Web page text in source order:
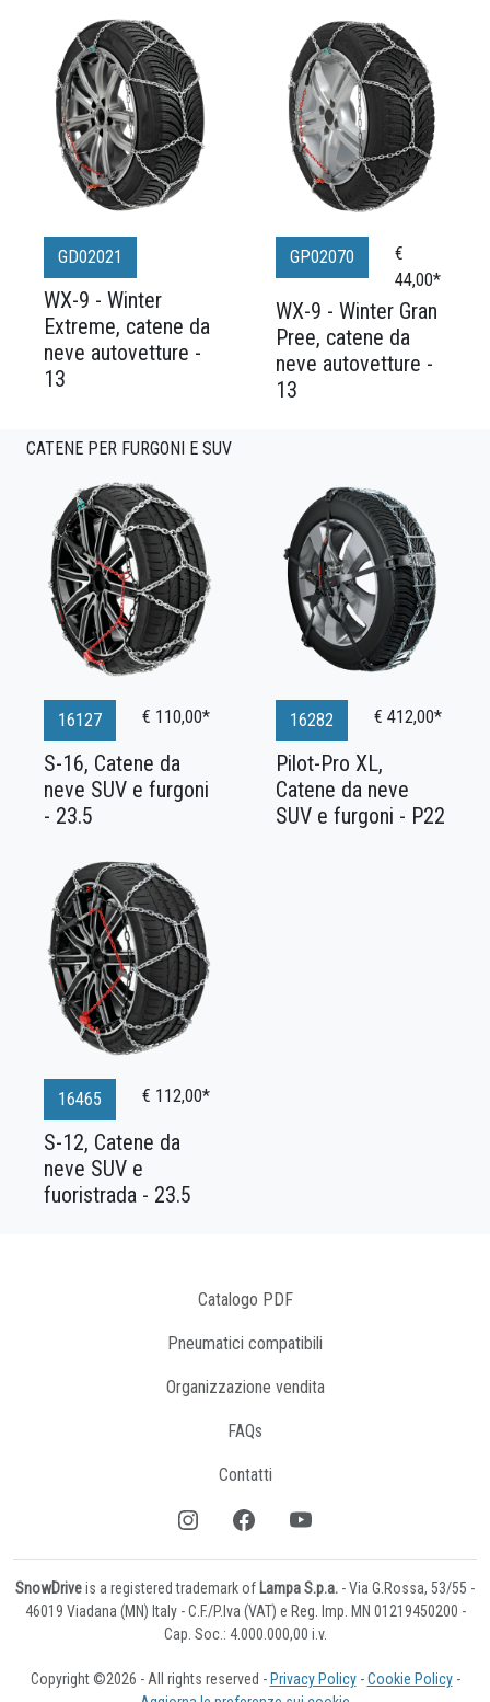
GD02021
WX-9 - Winter
Extreme, catene da
neve autovetture -
13
GP02070
€
44,00*
WX-9 - Winter Gran
Pree, catene da
neve autovetture -
13
CATENE PER FURGONI E SUV
16127 € 110,00*
S-16, Catene da
neve SUV e furgoni
- 23.5
16282 € 412,00*
Pilot-Pro XL,
Catene da neve
SUV e furgoni - P22
16465 € 112,00*
S-12, Catene da
neve SUV e
fuoristrada - 23.5
Catalogo PDF
Pneumatici compatibili
Organizzazione vendita
FAQs
Contatti
SnowDriveis a registered trademark of Lampa S.p.a. - Via G.Rossa, 53/55 -
46019 Viadana (MN) Italy - C.F./P.Iva (VAT) e Reg. Imp. MN 01219450200 -
Cap. Soc.: 4.000.000,00 i.v.
Copyright ©2026 - All rights reserved - Privacy Policy-Cookie Policy-